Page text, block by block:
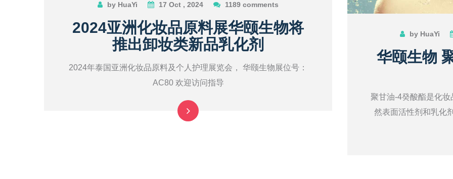
by HuaYi 17 Oct , 2024 1189 comments
2024亚洲化妆品原料展华颐生物将
推出卸妆类新品乳化剂
2024年泰国亚洲化妆品原料及个人护理展览会， 华颐生物展位号：
AC80 欢迎访问指导
by HuaYi
华颐生物
聚甘油-4癸酸酯是化
然表面活性剂和乳化